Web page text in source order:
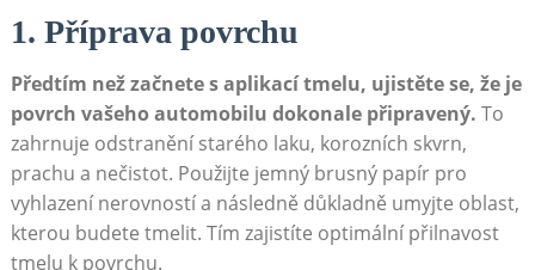
1. Příprava‌ povrchu
Předtím než začnete s aplikací tmelu, ujistěte se, že ⁤je
povrch vašeho automobilu dokonale připravený. To
zahrnuje odstranění‌ starého⁢ laku, korozních skvrn,
prachu a nečistot. Použijte jemný ‌brusný papír ⁤pro‍
vyhlazení nerovností​ a následně důkladně umyjte oblast,
⁢kterou budete tmelit. Tím‌ zajistíte optimální přilnavost‍
tmelu⁢ k povrchu.